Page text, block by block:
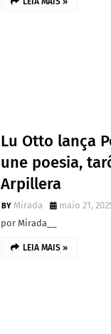
Lu Otto lança
une poesia,
Arpillera
Mirada
maio 21,
por Mirada__
LEIA MAIS »